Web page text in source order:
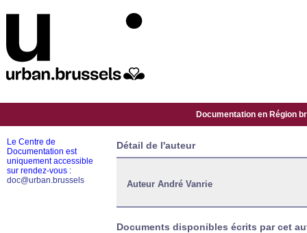
Documentation en Région
Détail de l'auteur
Auteur André Vanrie
Documents disponibles écrits par cet
Le Centre de
Documentation est
uniquement accessible
sur rendez-vous :
doc@urban.brussels